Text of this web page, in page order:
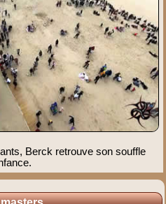
Berck retrouve son souffle